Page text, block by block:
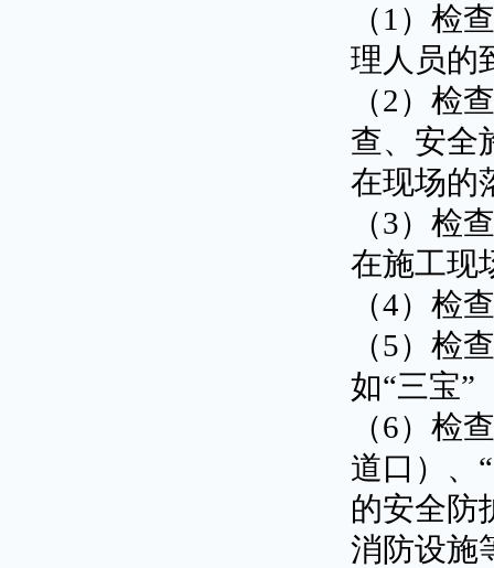
（1）检
理人员的
（2）检
查、安全
在现场的
（3）检
在施工现
（4）检
（5）检
如“三宝”
（6）检
道口）、
的安全防
消防设施